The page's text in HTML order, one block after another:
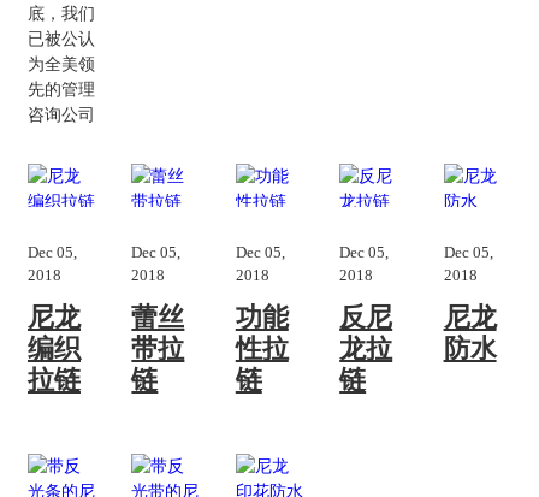
底，我们
已被公认
为全美领
先的管理
咨询公司
Dec 05,
2018
尼龙
编织
拉链
Dec 05,
2018
蕾丝
带拉
链
Dec 05,
2018
功能
性拉
链
Dec 05,
2018
反尼
龙拉
链
Dec 05,
2018
尼龙
防水